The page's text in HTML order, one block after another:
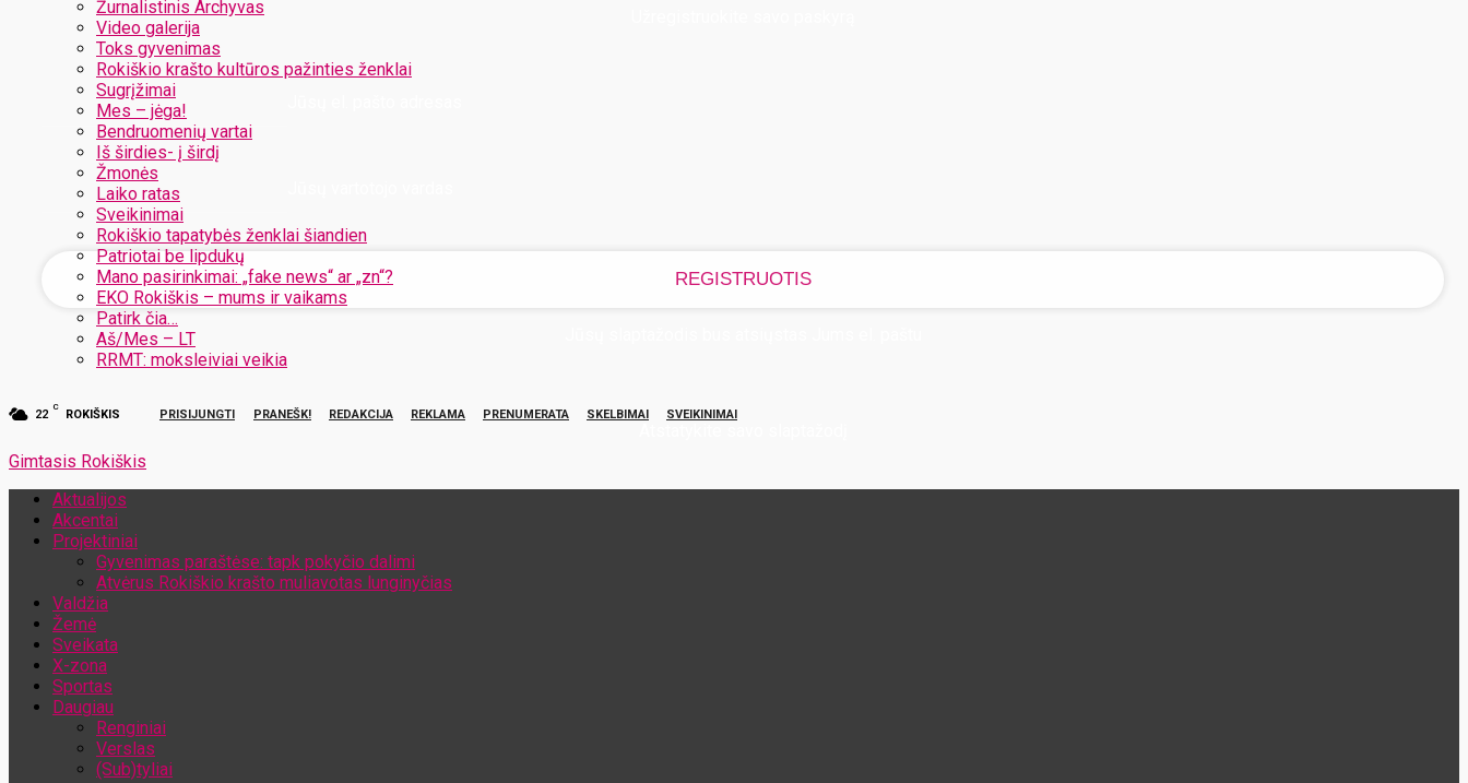
Žurnalistinis Archyvas
Video galerija
Toks gyvenimas
Rokiškio krašto kultūros pažinties ženklai
Sugrįžimai
Mes – jėga!
Bendruomenių vartai
Iš širdies- į širdį
Žmonės
Laiko ratas
Sveikinimai
Rokiškio tapatybės ženklai šiandien
Patriotai be lipdukų
Mano pasirinkimai: „fake news“ ar „zn“?
EKO Rokiškis – mums ir vaikams
Patirk čia…
Aš/Mes – LT
RRMT: moksleiviai veikia
22
C
ROKIŠKIS PRISIJUNGTI PRANEŠK! REDAKCIJA REKLAMA PRENUMERATA SKELBIMAI SVEIKINIMAI
Gimtasis Rokiškis
Aktualijos
Akcentai
Projektiniai
Gyvenimas paraštėse: tapk pokyčio dalimi
Atvėrus Rokiškio krašto muliavotas lunginyčias
Valdžia
Žemė
Sveikata
X-zona
Sportas
Daugiau
Renginiai
Verslas
(Sub)tyliai